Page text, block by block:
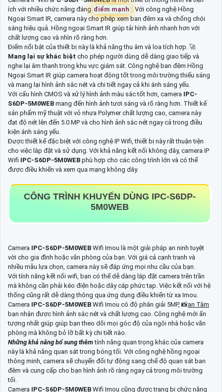
ích với nhiều chức năng đáng điểm mạnh . Với công nghệ Hồng
Ngoại Smart IR, camera này cho phép xem ban đêm xa và chống chói
sáng hiệu quả. Hồng ngoại Smart IR giúp tải hình ảnh nhanh hơn với
chất lượng cao và nhìn rõ ràng hơn.
Điểm nổi bật của thiết bị này là khả năng thu âm và loa tích hợp. 🚀
Mang lại sự khác biệt cho phép người dùng dễ dàng giao tiếp và
nghe lại âm thanh trong khu vực giám sát. Công nghệ ban đêm Hồng
Ngoại Smart IR giúp camera hoạt động tốt trong môi trường thiếu sáng
và mang lại hình ảnh sắc nét và chi tiết ngay cả khi ánh sáng yếu.
Với cấu hình CMOS và xử lý hình ảnh màu sắc tốt hơn, camera IPC-
S6DP-5M0WEB mang đến hình ảnh tươi sáng và rõ ràng hơn. Thiết kế
sản phẩm mỹ thuật với vỏ nhựa Polymer chất lượng cao, camera này
đạt độ nét lên đến 5.0 MP và cho hình ảnh sắc nét ngay cả trong điều
kiện ánh sáng yếu.
Được thiết kế đặc biệt với công nghệ IP Wifi, thiết bị này rất thuận tiện
cho việc lắp đặt và sử dụng. Với khả năng kết nối không dây, camera IP
Wifi IPC-S6DP-5M0WEB phù hợp cho các công trình lớn và có thể
được điều khiển và xem qua mạng không dây.
CÔNG TRÌNH KHUYẾN DÙNG IPC-S6DP-
5M0WEB
Camera IPC-S6DP-5M0WEB Wifi Imou là một giải pháp an ninh tuyệt
vời cho gia đình hoặc văn phòng của bạn. Với giá cả cạnh tranh và
nhiều mẫu lựa chọn, camera này sẽ đáp ứng mọi nhu cầu của bạn.
Với tính năng kết nối wifi, bạn có thể dễ dàng lắp đặt camera trên trần
mà không cần phải kéo điện hoặc dây cáp phức tạp. Việc kết nối với hệ
thống cũng rất dễ dàng thông qua ứng dụng điều khiển từ xa Imou.
Camera IPC-S6DP-5M0WEB Wifi Imou có độ phân giải 5MP, 📸an Tâm
bạn nhận được hình ảnh sắc nét và chất lượng cao. Công nghệ mới ấn
tượng nhất giúp giúp bạn theo dõi mọi góc độ của ngôi nhà hoặc văn
phòng mà không bỏ lỡ bất kỳ chi tiết nào.
Những khả năng bổ sung thêmtính năng quan trọng khác của camera
này là khả năng quan sát trong bóng tối. Với công nghệ hồng ngoại
thông minh, camera sẽ chuyển đổi tự động sang chế độ quan sát ban
đêm và cung cấp cho bạn hình ảnh rõ ràng ngay cả trong môi trường
tối.
Camera IPC-S6DP-5M0WEB Wifi Imou cũng được trang bị chức năng